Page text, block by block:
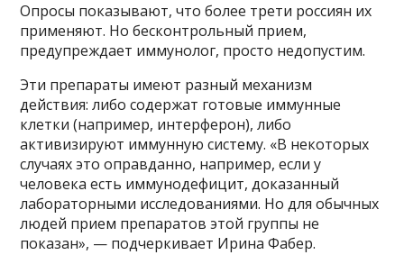
Опросы показывают, что более трети россиян их
применяют. Но бесконтрольный прием,
предупреждает иммунолог, просто недопустим.
Эти препараты имеют разный механизм
действия: либо содержат готовые иммунные
клетки (например, интерферон), либо
активизируют иммунную систему. «В некоторых
случаях это оправданно, например, если у
человека есть иммунодефицит, доказанный
лабораторными исследованиями. Но для обычных
людей прием препаратов этой группы не
показан», — подчеркивает Ирина Фабер.